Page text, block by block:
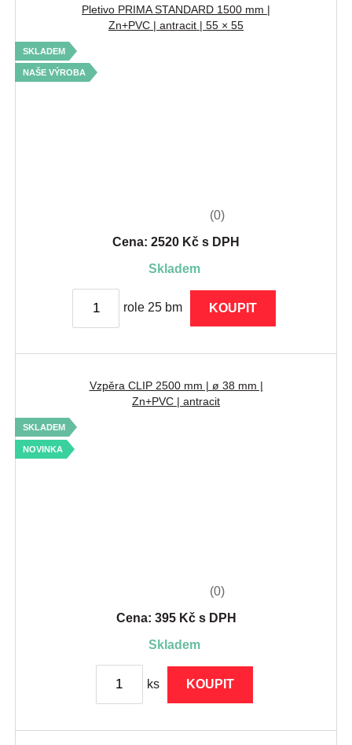
Pletivo PRIMA STANDARD 1500 mm |
Zn+PVC | antracit | 55 × 55
SKLADEM
NAŠE VÝROBA
(0)
Cena: 2520 Kč s DPH
skladem
role 25 bm KOUPIT
Vzpěra CLIP 2500 mm | ø 38 mm |
Zn+PVC | antracit
SKLADEM
NOVINKA
(0)
Cena: 395 Kč s DPH
skladem
ks KOUPIT